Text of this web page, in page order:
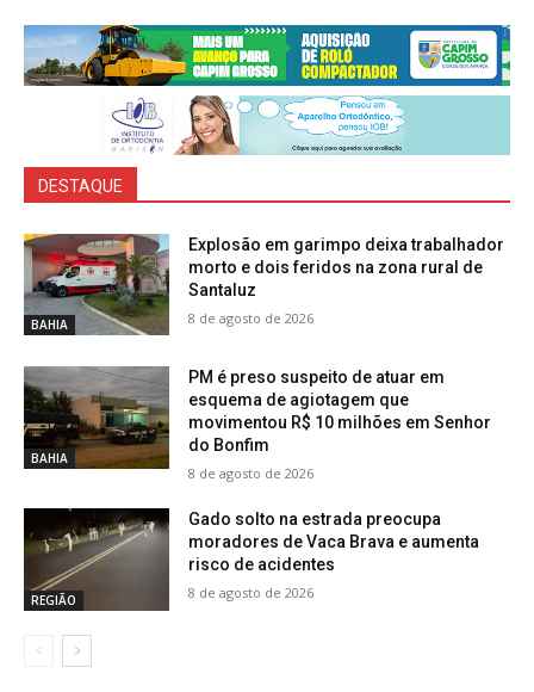
DESTAQUE
BAHIA
Explosão em garimpo deixa trabalhador
morto e dois feridos na zona rural de
Santaluz
8 de agosto de 2026
BAHIA
PM é preso suspeito de atuar em
esquema de agiotagem que
movimentou R$ 10 milhões em Senhor
do Bonfim
8 de agosto de 2026
REGIÃO
Gado solto na estrada preocupa
moradores de Vaca Brava e aumenta
risco de acidentes
8 de agosto de 2026